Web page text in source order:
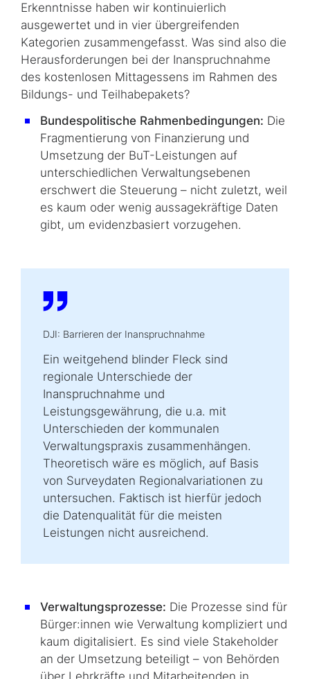
Erkenntnisse haben wir kontinuierlich
ausgewertet und in vier übergreifenden
Kategorien zusammengefasst. Was sind also die
Her­aus­for­de­rungen bei der Inanspruchnahme
des kostenlosen Mittagessens im Rahmen des
Bildungs- und Teilhabepakets?
Bundespolitische Rahmenbedingungen: Die
Fragmentierung von Finanzierung und
Umsetzung der BuT-Leistungen auf
unterschiedlichen Verwaltungsebenen
erschwert die Steuerung – nicht zuletzt, weil
es kaum oder wenig aussagekräftige Daten
gibt, um evidenzbasiert vorzugehen.
DJI: Barrieren der Inanspruchnahme
Ein weitgehend blinder Fleck sind
regionale Unterschiede der
Inanspruchnahme und
Leistungsgewährung, die u.a. mit
Unterschieden der kommunalen
Verwaltungspraxis zusammenhängen.
Theoretisch wäre es möglich, auf Basis
von Surveydaten Regionalvariationen zu
untersuchen. Faktisch ist hierfür jedoch
die Datenqualität für die meisten
Leistungen nicht ausreichend.
Verwaltungsprozesse: Die Prozesse sind für
Bürger:innen wie Verwaltung kompliziert und
kaum digitalisiert. Es sind viele Stakeholder
an der Umsetzung beteiligt – von Behörden
über Lehrkräfte und Mitarbeitenden in